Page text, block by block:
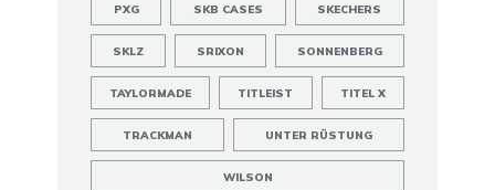
PXG SKB CASES SKECHERS
SKLZ SRIXON SONNENBERG
TAYLORMADE TITLEIST TITEL X
TRACKMAN UNTER RÜSTUNG
WILSON